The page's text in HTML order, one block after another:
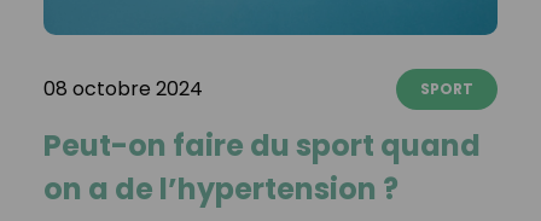
08 octobre 2024 SPORT
Peut-on faire du sport quand
on a de l’hypertension ?